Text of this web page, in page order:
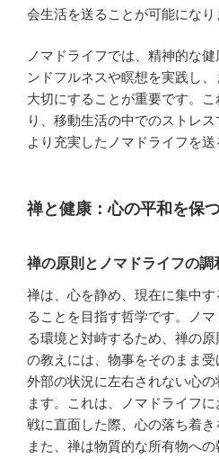
会生活を送ることが可能になり
ノマドライフでは、精神的な
ンドフルネスや瞑想を実践し
大切にすることが重要です。
り、移動生活の中でのストレス
より充実したノマドライフを送
禅と健康：心の平和を保
禅の原則とノマドライフの調
禅は、心を静め、現在に集中
ることを目指す哲学です。ノ
る環境と対峙するため、禅の
の教えには、物事をそのまま
外部の状況に左右されない心
ます。これは、ノマドライフ
戦に直面した際、心の落ち着き
また、禅は物質的な所有物へ